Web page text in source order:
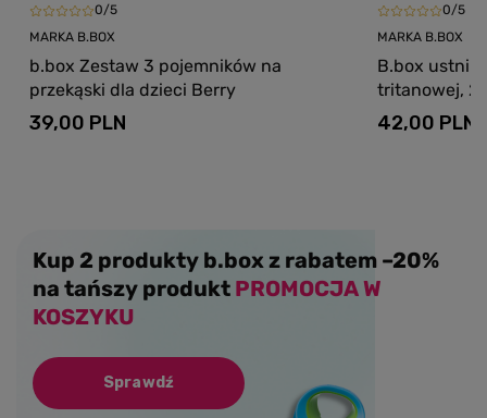
0/5
MARKA B.BOX
b.box Zestaw 3 pojemników na
przekąski dla dzieci Berry
39,00 PLN
0/5
MARKA B.BOX
B.box
tritanowej, 2
42,00 PLN
Kup 2 produkty b.box z rabatem –20%
na tańszy produkt PROMOCJA W
KOSZYKU
Sprawdź